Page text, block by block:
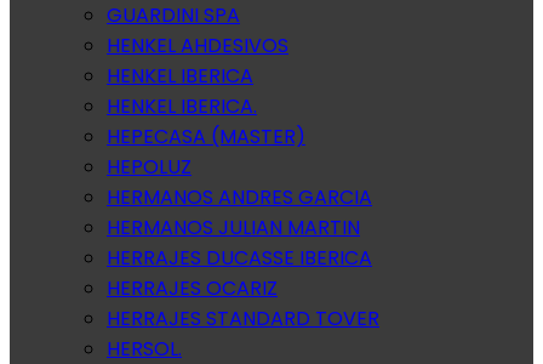
GUARDINI SPA
HENKEL AHDESIVOS
HENKEL IBERICA
HENKEL IBERICA.
HEPECASA (MASTER)
HEPOLUZ
HERMANOS ANDRES GARCIA
HERMANOS JULIAN MARTIN
HERRAJES DUCASSE IBERICA
HERRAJES OCARIZ
HERRAJES STANDARD TOVER
HERSOL.